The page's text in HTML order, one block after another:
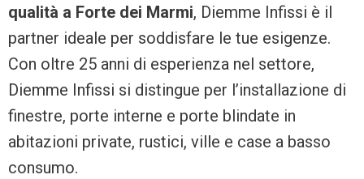
qualità a Forte dei Marmi, Diemme Infissi è il
partner ideale per soddisfare le tue esigenze.
Con oltre 25 anni di esperienza nel settore,
Diemme Infissi si distingue per l’installazione di
finestre, porte interne e porte blindate in
abitazioni private, rustici, ville e case a basso
consumo.